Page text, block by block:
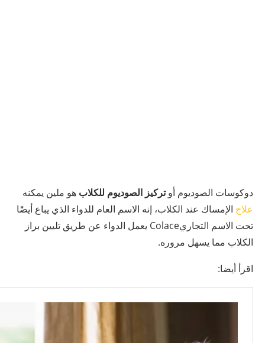
دوكوسات الصوديوم أوتركيز الصوديوم للكلاب هو ملين يمكنه
علاج الإمساك عند الكلاب، إنه الاسم العام للدواء الذي يباع أيضًا
تحت الاسم التجاريColace يعمل الدواء عن طريق تليين براز
الكلاب مما يسهل مروره.
اقرأ أيضا: